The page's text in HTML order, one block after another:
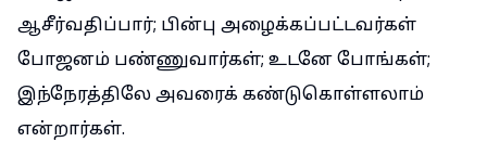
ஆசீர்வதிப்பார்; பின்பு அழைக்கப்பட்டவர்கள்
போஜனம் பண்ணுவார்கள்; உடனே போங்கள்;
இந்நேரத்திலே அவரைக் கண்டுகொள்ளலாம்
என்றார்கள்.